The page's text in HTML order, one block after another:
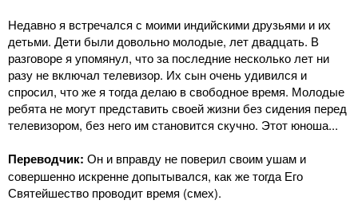
Недавно я встречался с моими индийскими друзьями и их
детьми. Дети были довольно молодые, лет двадцать. В
разговоре я упомянул, что за последние несколько лет ни
разу не включал телевизор. Их сын очень удивился и
спросил, что же я тогда делаю в свободное время. Молодые
ребята не могут представить своей жизни без сидения перед
телевизором, без него им становится скучно. Этот юноша...
Переводчик: Он и вправду не поверил своим ушам и
совершенно искренне допытывался, как же тогда Его
Святейшество проводит время (смех).